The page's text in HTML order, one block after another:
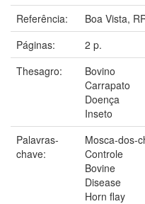
Referência:
Boa Vista,
Páginas:
2 p.
Thesagro:
Bovino
Carrapato
Doença
Inseto
Palavras-
chave:
Mosca-dos-
Controle
Bovine
Disease
Horn flay